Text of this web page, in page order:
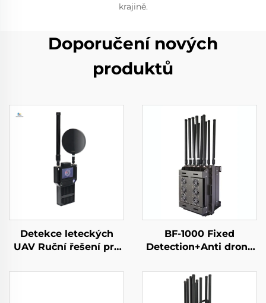
krajině.
Doporučení nových
produktů
Detekce leteckých
UAV Ruční řešení pro
proti dronům
BF-1000 Fixed
Detection+Anti drone